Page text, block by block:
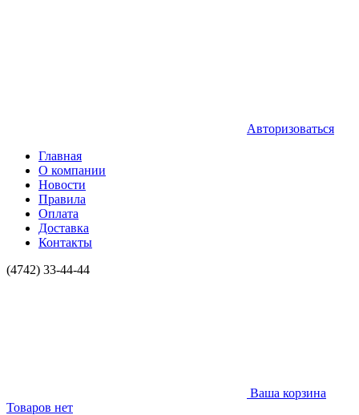
Авторизоваться
Главная
О компании
Новости
Правила
Оплата
Доставка
Контакты
(4742) 33-44-44
Ваша корзина
Товаров нет